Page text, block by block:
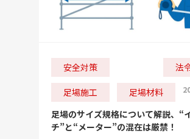
安全対策 法
足場施工 足場材料
足場のサイズ規格について解説、“
チ”と“メーター”の混在は厳禁！